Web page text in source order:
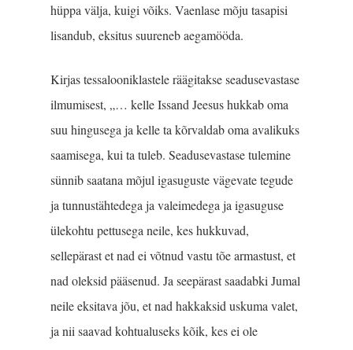
hüppa välja, kuigi võiks. Vaenlase mõju tasapisi
lisandub, eksitus suureneb aegamööda.
Kirjas tessalooniklastele räägitakse seadusevastase
ilmumisest, „… kelle Issand Jeesus hukkab oma
suu hingusega ja kelle ta kõrvaldab oma avalikuks
saamisega, kui ta tuleb. Seadusevastase tulemine
sünnib saatana mõjul igasuguste vägevate tegude
ja tunnustähtedega ja valeimedega ja igasuguse
ülekohtu pettusega neile, kes hukkuvad,
sellepärast et nad ei võtnud vastu tõe armastust, et
nad oleksid pääsenud. Ja seepärast saadabki Jumal
neile eksitava jõu, et nad hakkaksid uskuma valet,
ja nii saavad kohtualuseks kõik, kes ei ole